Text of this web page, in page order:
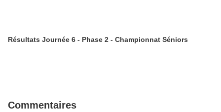
Résultats Journée 6 - Phase 2 - Championnat Séniors
Commentaires